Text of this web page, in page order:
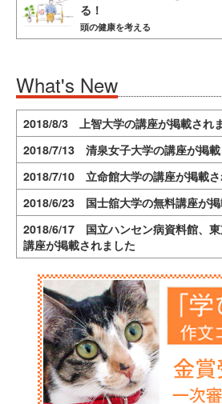
る！
頭の健康を考える
What's New
2018/8/3 上智大学の講座が掲載され
2018/7/13 清泉女子大学の講座が掲載
2018/7/10 立命館大学の講座が掲載さ
2018/6/23 国士舘大学の無料講座が掲
2018/6/17 国立ハンセン病資料館、
講座が掲載されました